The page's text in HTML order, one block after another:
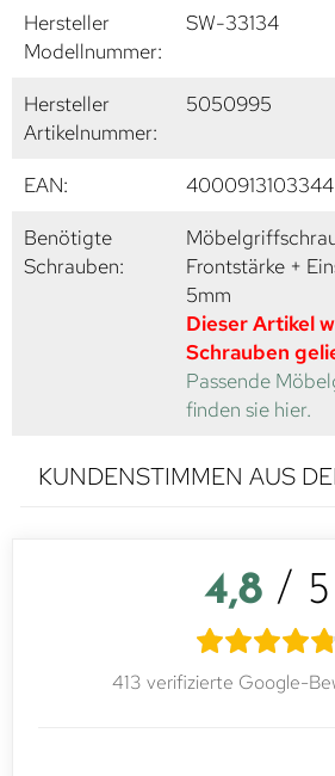
Hersteller
Modellnummer:
SW-33134
Hersteller
Artikelnummer:
5050995
EAN:
4000913103344
Benötigte
Schrauben:
Frontstärke +
5mm
Dieser Artikel
Schrauben
Passende
finden sie hier.
KUNDENSTIMMEN AUS
4,8 / 5
413 verifizierte Google-